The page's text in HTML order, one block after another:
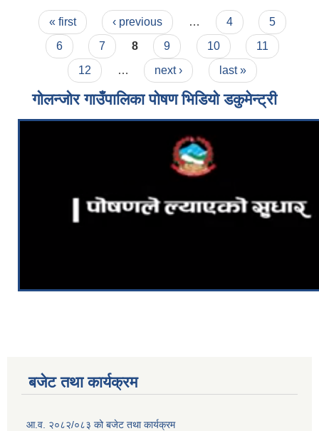
Pages
« first ‹ previous … 4
5
6
7 8 9 10
11
12
… next › last »
गोलन्जोर गाउँपालिका पोषण भिडियो डकुमेन्ट्री
बजेट तथा कार्यक्रम
आ.व. २०८२/०८३ को बजेट तथा कार्यक्रम